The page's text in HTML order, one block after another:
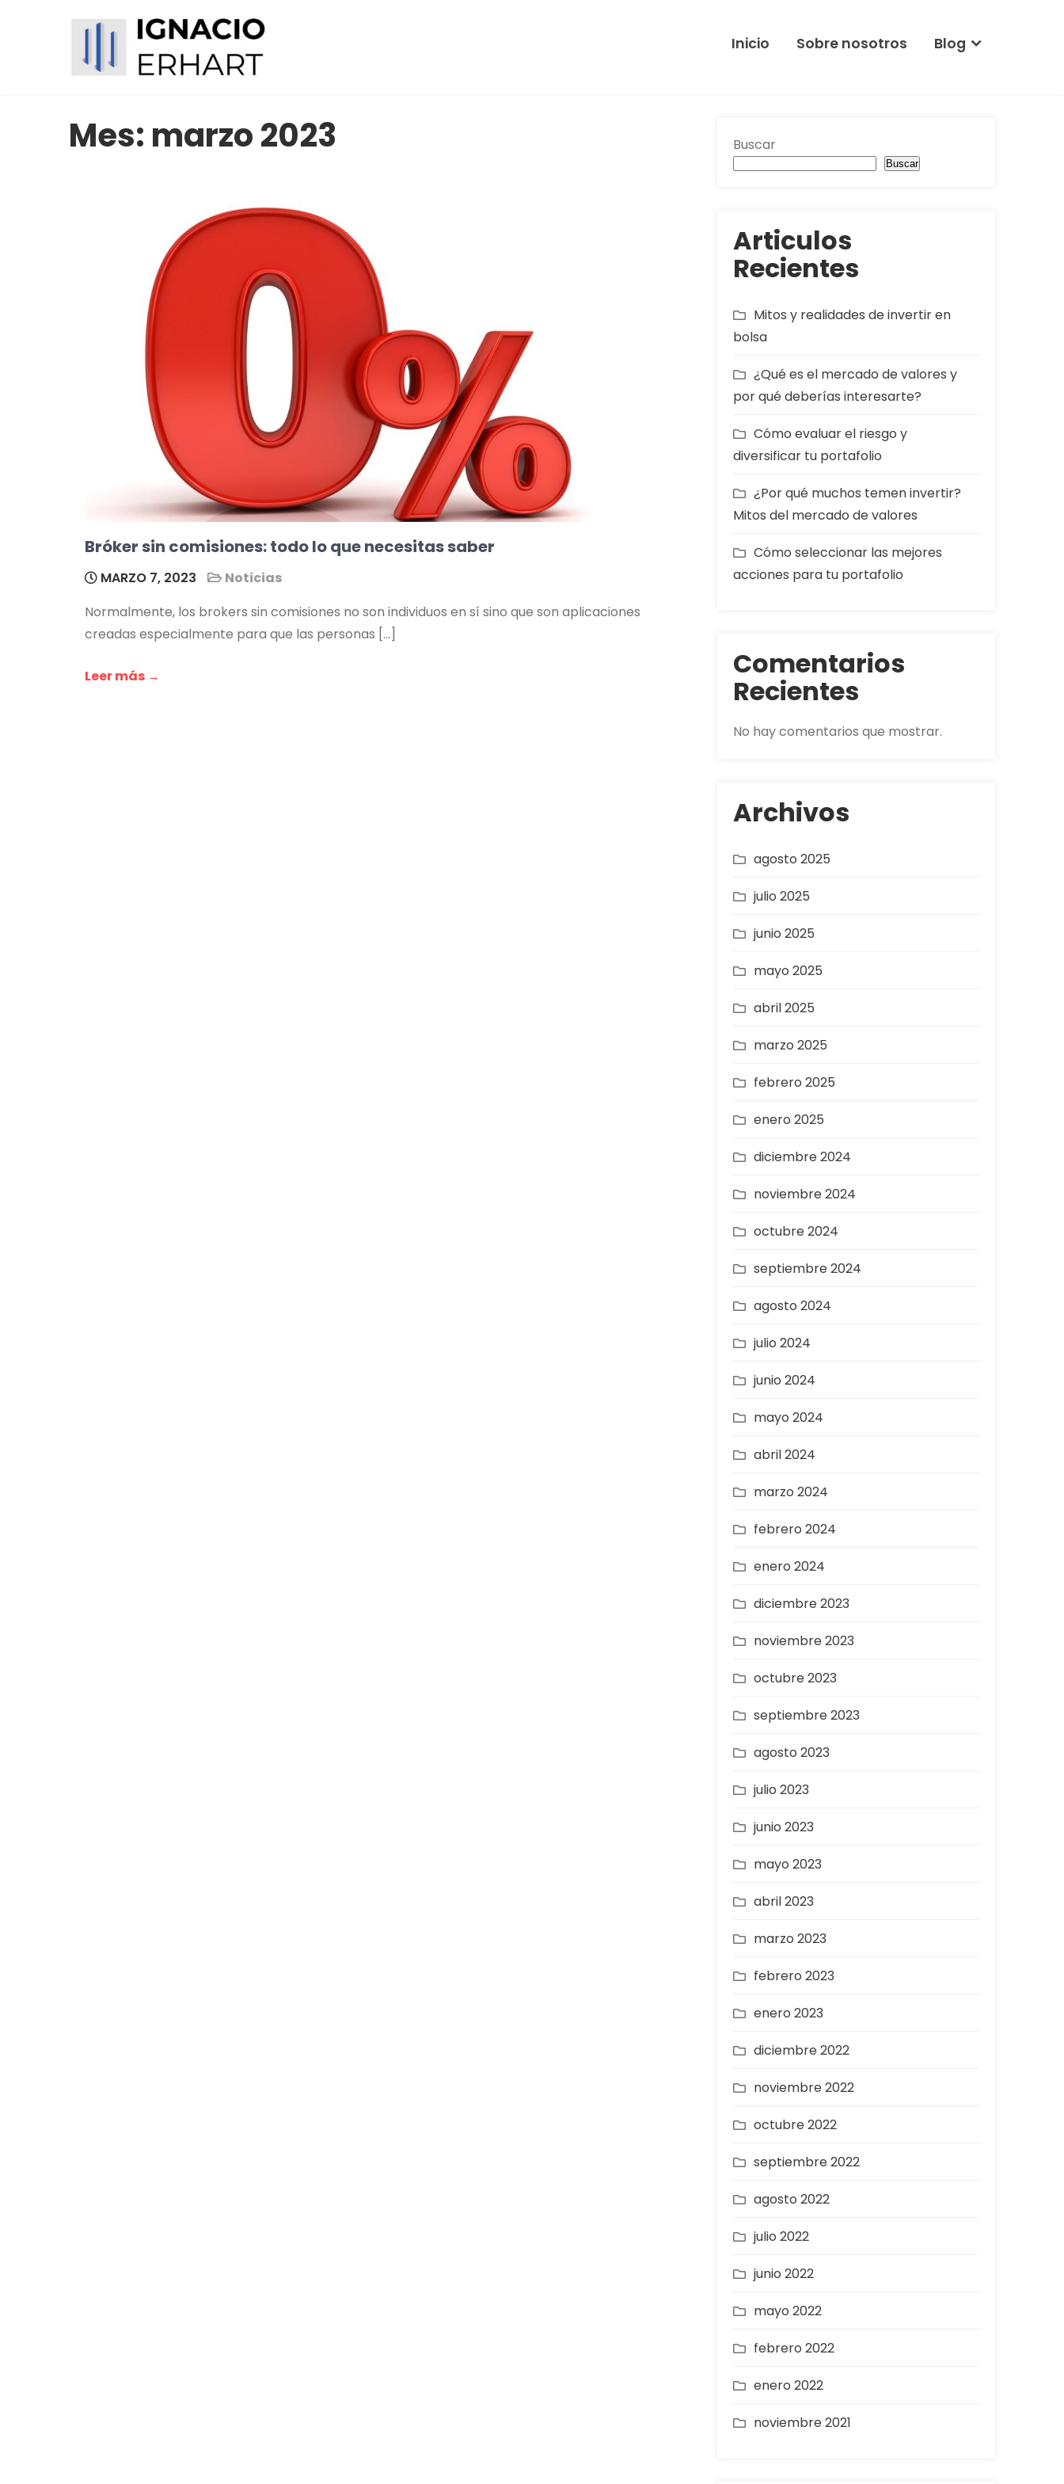
Inicio Sobre nosotros Blog
Mes: marzo 2023
Bróker sin comisiones: todo lo que necesitas saber
MARZO 7, 2023
Noticias
Normalmente, los brokers sin comisiones no son individuos en sí sino que son aplicaciones
creadas especialmente para que las personas […]
Leer más →
Buscar
Buscar
Articulos
Recientes
Mitos y realidades de invertir en
bolsa
¿Qué es el mercado de valores y
por qué deberías interesarte?
Cómo evaluar el riesgo y
diversificar tu portafolio
¿Por qué muchos temen invertir?
Mitos del mercado de valores
Cómo seleccionar las mejores
acciones para tu portafolio
Comentarios
Recientes
No hay comentarios que mostrar.
Archivos
agosto 2025
julio 2025
junio 2025
mayo 2025
abril 2025
marzo 2025
febrero 2025
enero 2025
diciembre 2024
noviembre 2024
octubre 2024
septiembre 2024
agosto 2024
julio 2024
junio 2024
mayo 2024
abril 2024
marzo 2024
febrero 2024
enero 2024
diciembre 2023
noviembre 2023
octubre 2023
septiembre 2023
agosto 2023
julio 2023
junio 2023
mayo 2023
abril 2023
marzo 2023
febrero 2023
enero 2023
diciembre 2022
noviembre 2022
octubre 2022
septiembre 2022
agosto 2022
julio 2022
junio 2022
mayo 2022
febrero 2022
enero 2022
noviembre 2021